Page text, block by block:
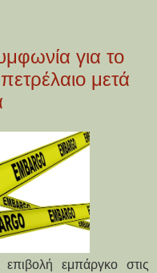
για το
μετά
εμπάργκο στις